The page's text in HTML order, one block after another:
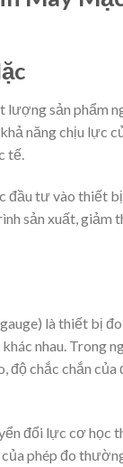
sản phẩm
năng chịu lực
tế.
đầu tư vào thiết
sản xuất, giảm
là thiết bị
nhau. Trong
độ chắc chắn của
đổi lực cơ học
phép đo